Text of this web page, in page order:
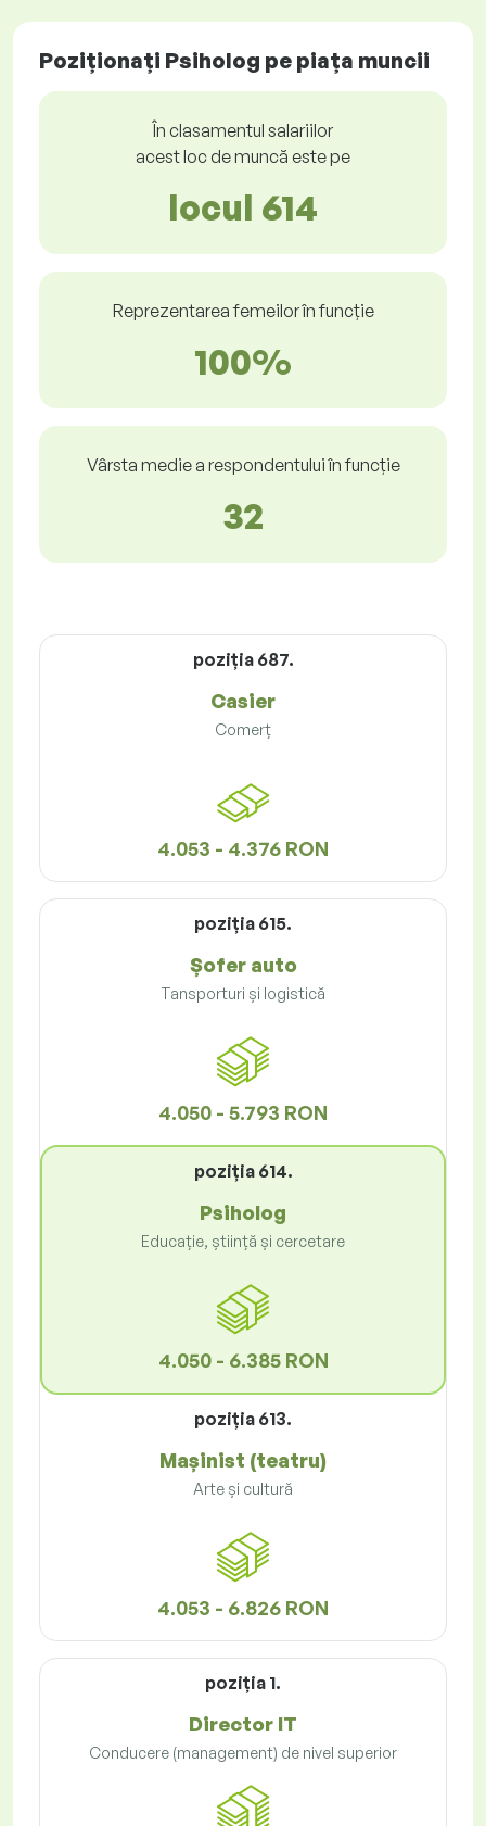
Poziționați Psiholog pe piața muncii
În clasamentul salariilor
acest loc de muncă este pe
locul 614
Reprezentarea femeilor în funcție
100%
Vârsta medie a respondentului în funcție
32
poziţia 687.
Casier
Comerț
4.053 - 4.376 RON
poziţia 615.
Șofer auto
Tansporturi și logistică
4.050 - 5.793 RON
poziţia 614.
Psiholog
Educație, știință și cercetare
4.050 - 6.385 RON
poziţia 613.
Mașinist (teatru)
Arte și cultură
4.053 - 6.826 RON
poziţia 1.
Director IT
Conducere (management) de nivel superior